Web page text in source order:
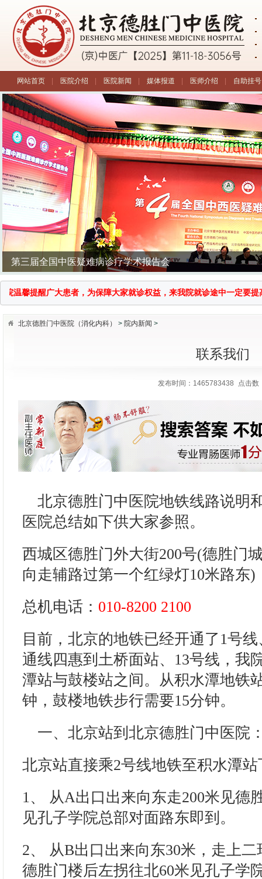
网站首页 医院介绍 医院新闻 媒体报道 医师介绍 自助挂号
第三届全国中医疑难病诊疗学术报告会
企业中医义诊活动
国医大师传承拜师仪式
馨提醒广大患者，为保障大家就诊权益，来我院就诊途中一定要提高
北京德胜门中医院（消化内科） > 院内新闻 >
联系我们
发布时间：1465783438 点击数
北京德胜门中医院地铁线路说明
医院总结如下供大家参照。
西城区德胜门外大街200号(德胜门
向走辅路过第一个红绿灯10米路东)
总机电话： 010-8200 2100
目前，北京的地铁已经开通了1号
通线四惠到土桥面站、13号线，我
潭站与鼓楼站之间。从积水潭地铁
钟，鼓楼地铁步行需要15分钟。
一、北京站到北京德胜门中医院
北京站直接乘2号线地铁至积水潭站
1、 从A出口出来向东走200米见德
见孔子学院总部对面路东即到。
2、 从B出口出来向东30米，走上
德胜门楼后左拐往北60米见孔子学